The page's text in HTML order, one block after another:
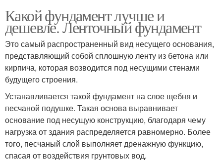
Какой фундамент лучше и
дешевле. Ленточный фундамент
Это самый распространенный вид несущего основания,
представляющий собой сплошную ленту из бетона или
кирпича, которая возводится под несущими стенами
будущего строения.
Устанавливается такой фундамент на слое щебня и
песчаной подушке. Такая основа выравнивает
основание под несущую конструкцию, благодаря чему
нагрузка от здания распределяется равномерно. Более
того, песчаный слой выполняет дренажную функцию,
спасая от воздействия грунтовых вод.